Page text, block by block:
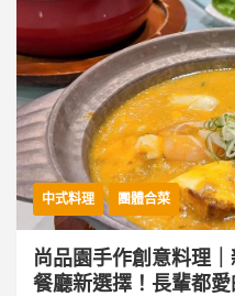
中式料理 團體合菜
尚品園手作創意料理
餐廳新選擇！長輩都